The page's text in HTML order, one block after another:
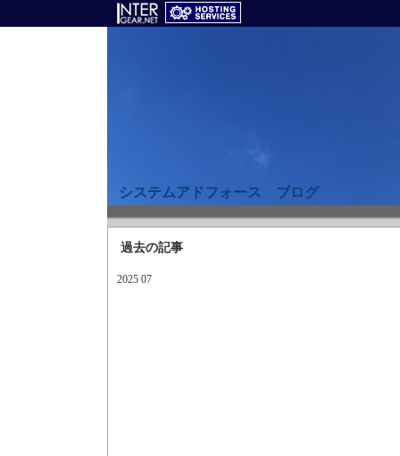
システムアドフォース ブログ
過去の記事
2025 07